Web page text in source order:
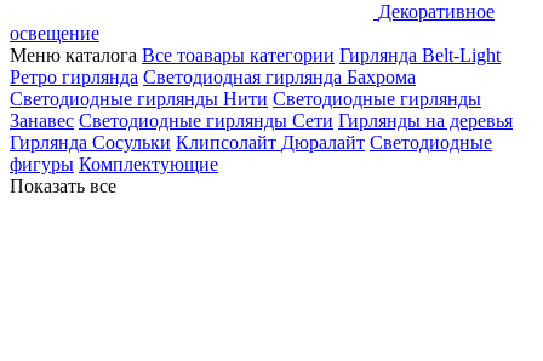
Декоративное
освещение
Меню каталога Все тоавары категории Гирлянда Belt-Light
Ретро гирлянда Светодиодная гирлянда Бахрома
Светодиодные гирлянды Нити Светодиодные гирлянды
Занавес Светодиодные гирлянды Сети Гирлянды на деревья
Гирлянда Сосульки Клипсолайт Дюралайт Светодиодные
фигуры Комплектующие
Показать все